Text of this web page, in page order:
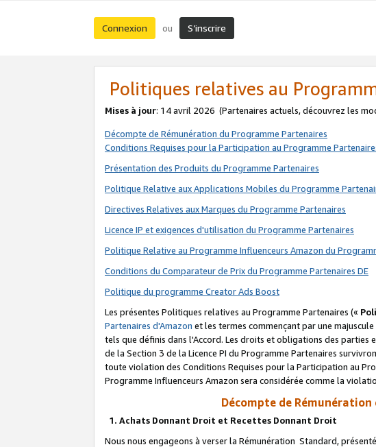
Connexion ou S’inscrire
Politiques relatives au
Mises à jour: 14 avril 2026 (Partenaires actuels, découvrez les
Décompte de Rémunération du Programme Partenaires
Conditions Requises pour la Participation au Programme
Présentation des Produits du Programme Partenaires
Politique Relative aux Applications Mobiles du Programme
Directives Relatives aux Marques du Programme Partenaires
Licence IP et exigences d'utilisation du Programme Partenaires
Politique Relative au Programme Influenceurs Amazon du
Conditions du Comparateur de Prix du Programme Partenaires DE
Politique du programme Creator Ads Boost
Les présentes Politiques relatives au Programme Partenaires («
Partenaires d'Amazon et les termes commençant par une
tels que définis dans l'Accord. Les droits et obligations des parties
de la Section 3 de la Licence PI du Programme Partenaires
toute violation des Conditions Requises pour la Participation au
Programme Influenceurs Amazon sera considérée comme la
Décompte de
1. Achats Donnant Droit et Recettes Donnant Droit
Nous nous engageons à verser la Rémunération Standard,